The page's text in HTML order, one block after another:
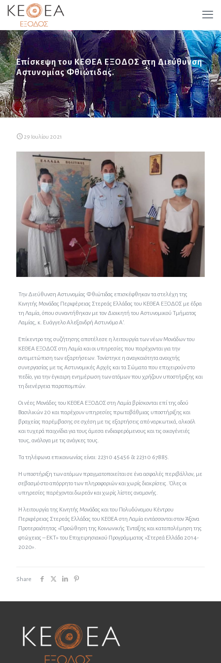
Επίσκεψη του ΚΕΘΕΑ ΕΞΟΔΟΣ στη Διεύθυνση
Αστυνομίας Φθιώτιδας.
29 Ιουλίου 2021
Την Διεύθυνση Αστυνομίας Φθιώτιδας επισκέφθηκαν τα στελέχη της
Κινητής Μονάδας Περιφέρειας Στερεάς Ελλάδας του ΚΕΘΕΑ ΕΞΟΔΟΣ με έδρα
τη Λαμία, όπου συναντήθηκαν με τον Διοικητή του Αστυνομικού Τμήματος
Λαμίας, κ. Ευάγγελο Αλεξανδρή Αστυνόμο Α’.
Επίκεντρο της συζήτησης αποτέλεσε η λειτουργία των νέων Μονάδων του
ΚΕΘΕΑ ΕΞΟΔΟΣ στη Λαμία και οι υπηρεσίες που παρέχονται για την
αντιμετώπιση των εξαρτήσεων. Τονίστηκε η αναγκαιότητα ανοιχτής
συνεργασίας με τις Αστυνομικές Αρχές και τα Σώματα που επιχειρούν στο
πεδίο, για την έγκαιρη ενημέρωση των ατόμων που χρήζουν υποστήριξης και
τη διενέργεια παραπομπών.
Οι νέες Μονάδες του ΚΕΘΕΑ ΕΞΟΔΟΣ στη Λαμία βρίσκονται επί της οδού
Βασιλικών 20 και παρέχουν υπηρεσίες πρωτοβάθμιας υποστήριξης και
βραχείας παρέμβασης σε σχέση με τις εξαρτήσεις από ναρκωτικά, αλκοόλ
και τυχερά παιχνίδια για τους άμεσα ενδιαφερόμενους και τις οικογένειές
τους, ανάλογα με τις ανάγκες τους.
Τα τηλέφωνα επικοινωνίας είναι: 22310 45456 & 22310 67885.
Η υποστήριξη των ατόμων πραγματοποιείται σε ένα ασφαλές περιβάλλον, με
σεβασμό στο απόρρητο των πληροφοριών και χωρίς διακρίσεις. Όλες οι
υπηρεσίες παρέχονται δωρεάν και χωρίς λίστες αναμονής.
Η λειτουργία της Κινητής Μονάδας και του Πολυδύναμου Κέντρου
Περιφέρειας Στερεάς Ελλάδας του ΚΕΘΕΑ στη Λαμία εντάσσονται στον Άξονα
Προτεραιότητας «Προώθηση της Κοινωνικής Ένταξης και καταπολέμηση της
φτώχειας – ΕΚΤ» του Επιχειρησιακού Προγράμματος «Στερεά Ελλάδα 2014-
2020».
Share